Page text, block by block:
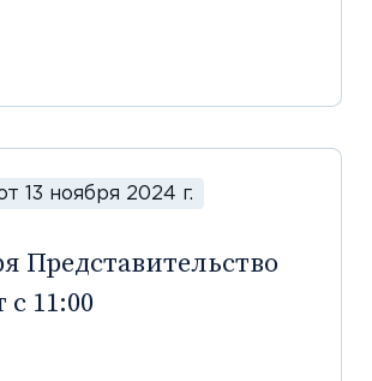
13 ноября 2024 г.
Представительство
с 11:00